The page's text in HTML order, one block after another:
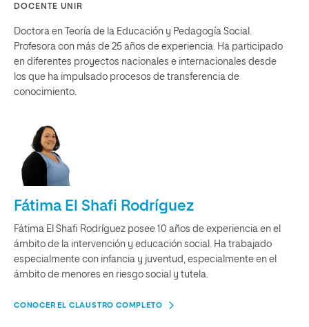
DOCENTE UNIR
Doctora en Teoría de la Educación y Pedagogía Social.
Profesora con más de 25 años de experiencia. Ha participado
en diferentes proyectos nacionales e internacionales desde
los que ha impulsado procesos de transferencia de
conocimiento.
Fátima El Shafi Rodríguez
Fátima El Shafi Rodríguez posee 10 años de experiencia en el
ámbito de la intervención y educación social. Ha trabajado
especialmente con infancia y juventud, especialmente en el
ámbito de menores en riesgo social y tutela.
CONOCER EL CLAUSTRO COMPLETO